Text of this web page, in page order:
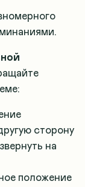
сторону
на
положение